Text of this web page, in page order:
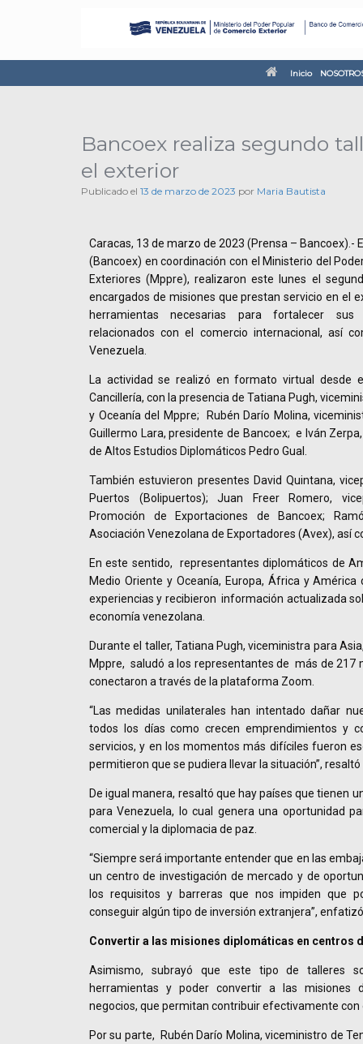
Inicio
Bancoex realiza segundo
el exterior
Publicado el 13 de marzo de 2023 por Maria Bautista
Caracas, 13 de marzo de 2023 (Prensa – Bancoex).-
(Bancoex) en coordinación con el Ministerio del
Exteriores (Mppre), realizaron este lunes el
encargados de misiones que prestan servicio en el
herramientas necesarias para fortalecer
relacionados con el comercio internacional, así
Venezuela.
La actividad se realizó en formato virtual desde
Cancillería, con la presencia de Tatiana Pugh,
y Oceanía del Mppre; Rubén Darío Molina,
Guillermo Lara, presidente de Bancoex; e Iván
de Altos Estudios Diplomáticos Pedro Gual.
También estuvieron presentes David Quintana,
Puertos (Bolipuertos); Juan Freer Romero,
Promoción de Exportaciones de Bancoex;
Asociación Venezolana de Exportadores (Avex), así
En este sentido, representantes diplomáticos de
Medio Oriente y Oceanía, Europa, África y
experiencias y recibieron información actualizada
economía venezolana.
Durante el taller, Tatiana Pugh, viceministra para
Mppre, saludó a los representantes de más de 217
conectaron a través de la plataforma Zoom.
“Las medidas unilaterales han intentado dañar
todos los días como crecen emprendimientos y
servicios, y en los momentos más difíciles fueron
permitieron que se pudiera llevar la situación”, resaltó
De igual manera, resaltó que hay países que tienen
para Venezuela, lo cual genera una oportunidad
comercial y la diplomacia de paz.
“Siempre será importante entender que en las
un centro de investigación de mercado y de
los requisitos y barreras que nos impiden que
conseguir algún tipo de inversión extranjera”,
Convertir a las misiones diplomáticas en centros
Asimismo, subrayó que este tipo de talleres
herramientas y poder convertir a las misiones
negocios, que permitan contribuir efectivamente
Por su parte, Rubén Darío Molina, viceministro de